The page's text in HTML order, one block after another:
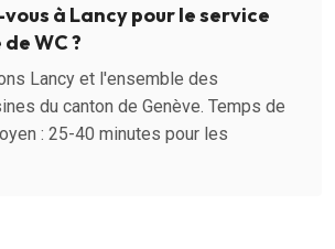
à Lancy pour le service
WC ?
Lancy et l'ensemble des
du canton de Genève. Temps de
: 25-40 minutes pour les